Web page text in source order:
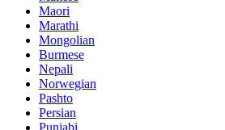
Maori
Marathi
Mongolian
Burmese
Nepali
Norwegian
Pashto
Persian